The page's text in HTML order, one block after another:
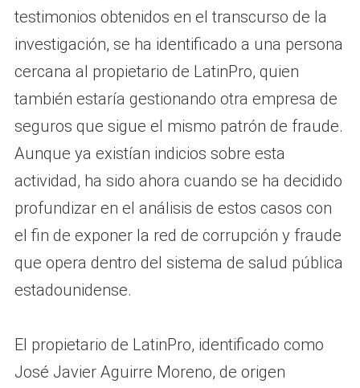
testimonios obtenidos en el transcurso de la
investigación, se ha identificado a una persona
cercana al propietario de LatinPro, quien
también estaría gestionando otra empresa de
seguros que sigue el mismo patrón de fraude.
Aunque ya existían indicios sobre esta
actividad, ha sido ahora cuando se ha decidido
profundizar en el análisis de estos casos con
el fin de exponer la red de corrupción y fraude
que opera dentro del sistema de salud pública
estadounidense.
El propietario de LatinPro, identificado como
José Javier Aguirre Moreno, de origen